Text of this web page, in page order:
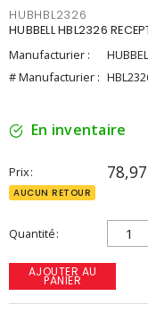
HUBHBL2326
HUBBELL HBL2326
Manufacturier :
# Manufacturier :
En inventaire
Prix
AUCUN RETOUR
Quantité
AJOUTER AU
PANIER